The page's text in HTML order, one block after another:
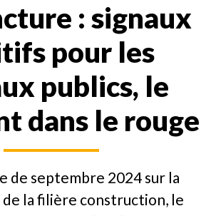
: signaux
pour les
publics, le
dans le rouge
de septembre 2024 sur la
la filière construction, le